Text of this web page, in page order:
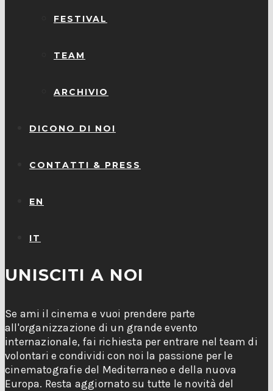
FESTIVAL
TEAM
ARCHIVIO
DICONO DI NOI
CONTATTI & PRESS
EN
IT
UNISCITI A NOI
Se ami il cinema e vuoi prendere parte
all'organizzazione di un grande evento
internazionale, fai richiesta per entrare nel team di
volontari e condividi con noi la passione per le
cinematografie del Mediterraneo e della nuova
Europa. Resta aggiornato su tutte le novità del